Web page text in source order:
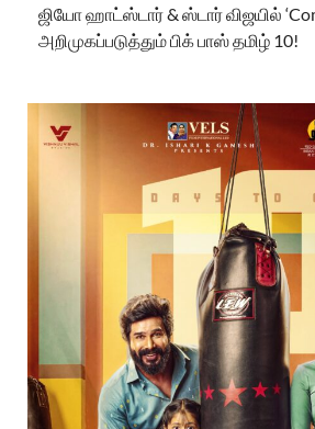
ஜியோ ஹாட்ஸ்டார் & ஸ்டார் விஜயில்
அறிமுகப்படுத்தும் பிக் பாஸ் தமிழ் 10!